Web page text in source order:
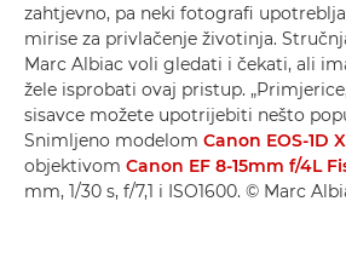
zahtjevno, pa neki fotografi
mirise za privlačenje životinja.
Marc Albiac voli gledati i čekati, ali
žele isprobati ovaj pristup.
sisavce možete upotrijebiti nešto
Snimljeno modelom Canon EOS-1D
objektivom Canon EF 8-15mm f/4L
mm, 1/30 s, f/7,1 i ISO1600. © Marc